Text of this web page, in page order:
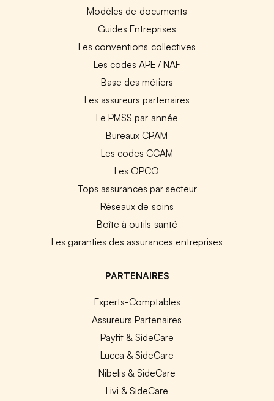
Modèles de documents
Guides Entreprises
Les conventions collectives
Les codes APE / NAF
Base des métiers
Les assureurs partenaires
Le PMSS par année
Bureaux CPAM
Les codes CCAM
Les OPCO
Tops assurances par secteur
Réseaux de soins
Boîte à outils santé
Les garanties des assurances entreprises
PARTENAIRES
Experts-Comptables
Assureurs Partenaires
Payfit & SideCare
Lucca & SideCare
Nibelis & SideCare
Livi & SideCare